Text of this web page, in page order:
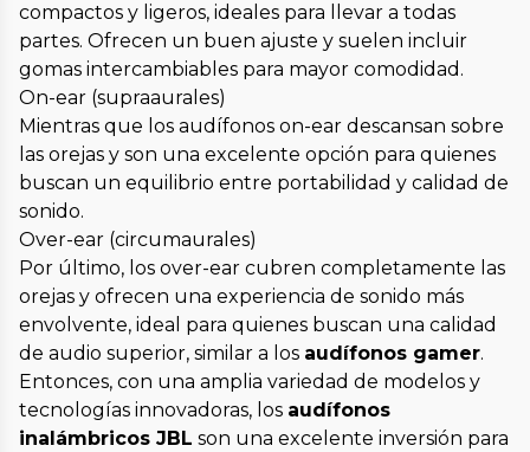
compactos y ligeros, ideales para llevar a todas
partes. Ofrecen un buen ajuste y suelen incluir
gomas intercambiables para mayor comodidad.
On-ear (supraaurales)
Mientras que los audífonos on-ear descansan sobre
las orejas y son una excelente opción para quienes
buscan un equilibrio entre portabilidad y calidad de
sonido.
Over-ear (circumaurales)
Por último, los over-ear cubren completamente las
orejas y ofrecen una experiencia de sonido más
envolvente, ideal para quienes buscan una calidad
de audio superior, similar a los audífonos gamer.
Entonces, con una amplia variedad de modelos y
tecnologías innovadoras, los audífonos
inalámbricos JBL son una excelente inversión para